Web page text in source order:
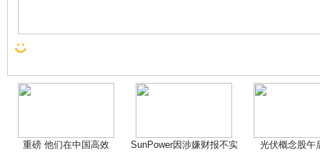
重磅 他们在中国高效 SunPower因涉嫌财报不实 光伏概念股午